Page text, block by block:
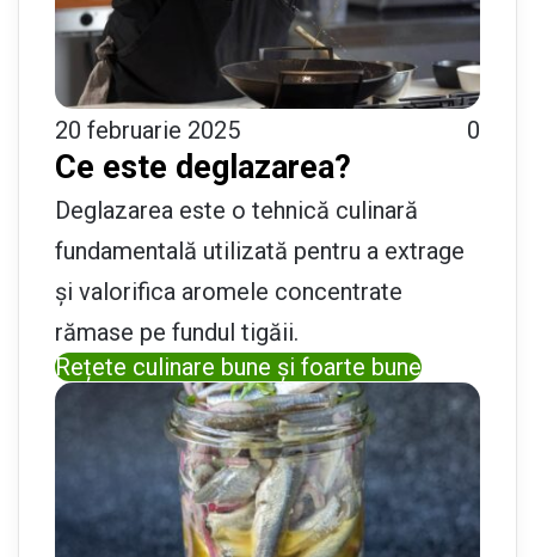
20 februarie 2025 0
Ce este deglazarea?
Deglazarea este o tehnică culinară
fundamentală utilizată pentru a extrage
și valorifica aromele concentrate
rămase pe fundul tigăii.
Rețete culinare bune și foarte bune